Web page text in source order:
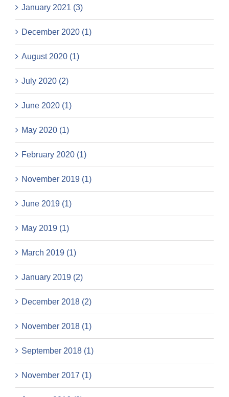
January 2021 (3)
December 2020 (1)
August 2020 (1)
July 2020 (2)
June 2020 (1)
May 2020 (1)
February 2020 (1)
November 2019 (1)
June 2019 (1)
May 2019 (1)
March 2019 (1)
January 2019 (2)
December 2018 (2)
November 2018 (1)
September 2018 (1)
November 2017 (1)